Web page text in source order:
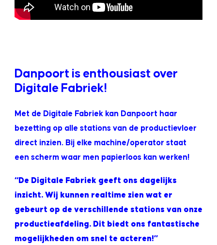
Danpoort is enthousiast over
Digitale Fabriek!
Met de Digitale Fabriek kan Danpoort haar
bezetting op alle stations van de productievloer
direct inzien. Bij elke machine/operator staat
een scherm waar men papierloos kan werken!
“De Digitale Fabriek geeft ons dagelijks
inzicht. Wij kunnen realtime zien wat er
gebeurt op de verschillende stations van onze
productieafdeling. Dit biedt ons fantastische
mogelijkheden om snel te acteren!”